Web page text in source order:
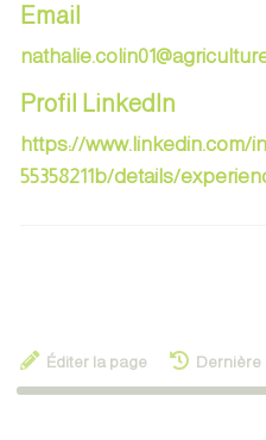
Email
Profil LinkedIn
https://www.linkedin.com/
55358211b/details/
Éditer la page Dernière